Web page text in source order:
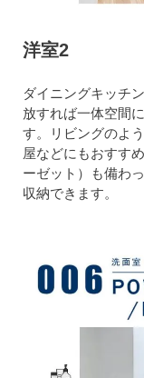
洋室2
ダイニングキッチ
放すれば一体空間
す。リビングのよ
屋などにもおすす
ーゼット）も備わ
収納できます。